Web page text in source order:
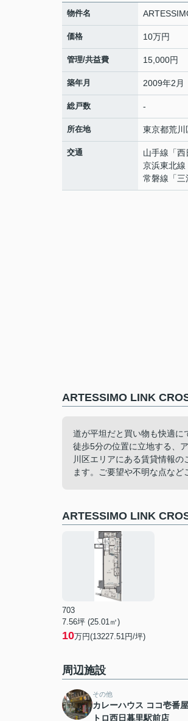
物件名
価格 10万円
管理/共益費 15,000円
築年月 2009年2月
総戸数 -
所在地 東京都荒川
交通 山手線 「西
京浜東北線
常磐線 「三
ARTESSIMO LINK
道が平坦だと買い物も快適に
徒歩5分の位置に立地する、
川区エリアにある賃貸情報
ます。ご要望や不明な点など
ARTESSIMO LINK
703
7.56坪 (25.01㎡)
10万円(13227.51円/坪)
周辺施設
その他
カレーハウス ココ壱番
トロ西日暮里駅前店